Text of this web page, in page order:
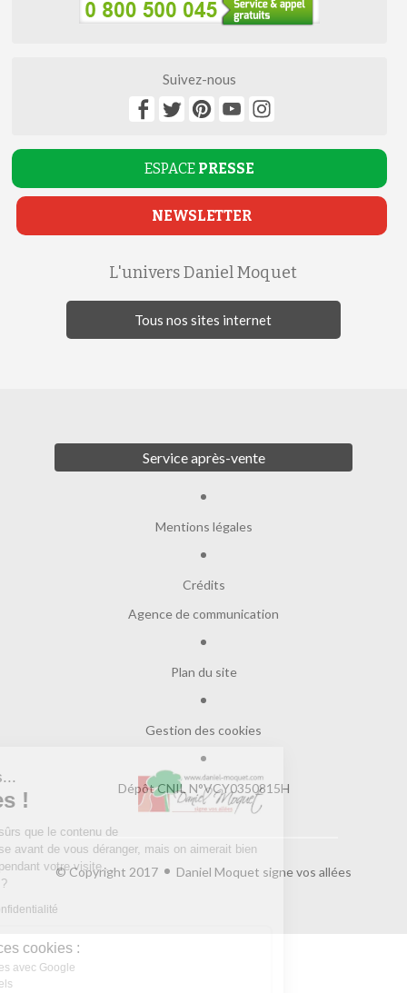
Suivez-nous
ESPACE PRESSE
NEWSLETTER
L'univers Daniel Moquet
Tous nos sites internet
Service après-vente
Mentions légales
Crédits
Agence de communication
Plan du site
Gestion des cookies
Dépôt CNIL N°VCY0350815H
© Copyright 2017 Daniel Moquet signe vos allées
Salut c'est nous...
les Cookies !
On a attendu d'être sûrs que le contenu de
ce site vous intéresse avant de vous déranger, mais on aimerait bien
vous accompagner pendant votre visite...
Lire la politique de confidentialité
À quoi servent ces cookies :
Partage de données avec Google